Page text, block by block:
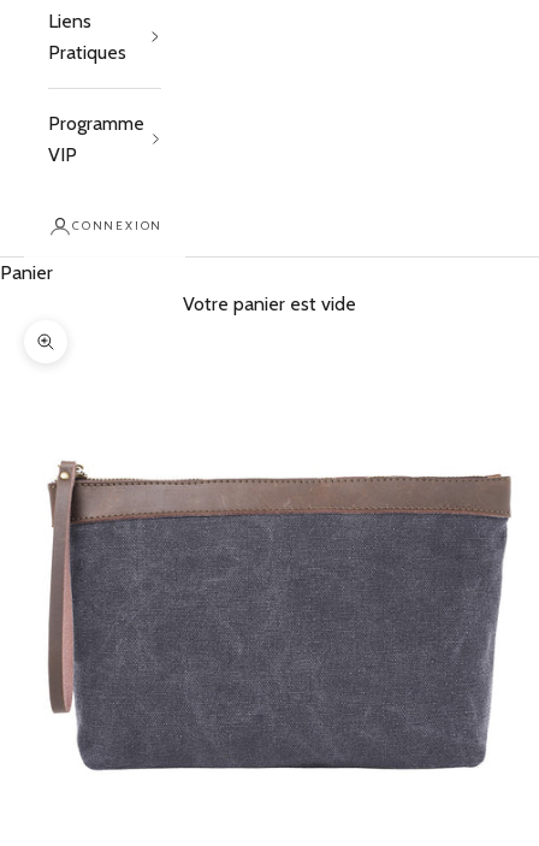
Liens
Pratiques
Programme
VIP
CONNEXION
Panier
Votre panier est vide
Zoomer sur l'image